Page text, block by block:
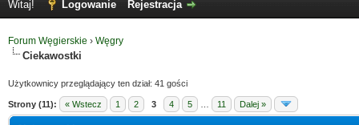
Witaj! Logowanie Rejestracja
Forum Węgierskie › Węgry
Ciekawostki
Użytkownicy przeglądający ten dział: 41 gości
Strony (11): « Wstecz 1 2 3 4 5 11 Dalej »